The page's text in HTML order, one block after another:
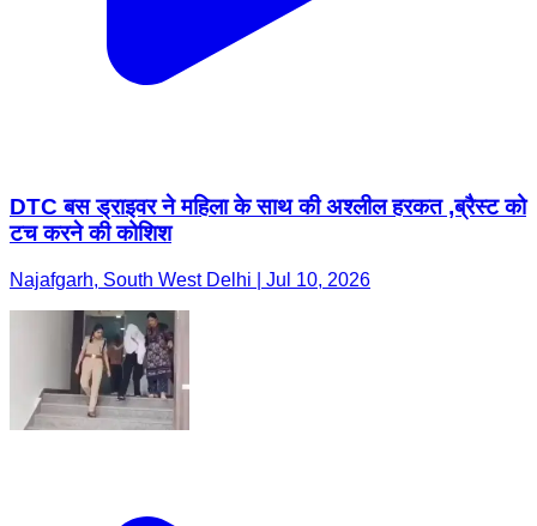
DTC बस ड्राइवर ने महिला के साथ की अश्लील हरकत ,ब्रैस्ट को
टच करने की कोशिश
Najafgarh, South West Delhi | Jul 10, 2026